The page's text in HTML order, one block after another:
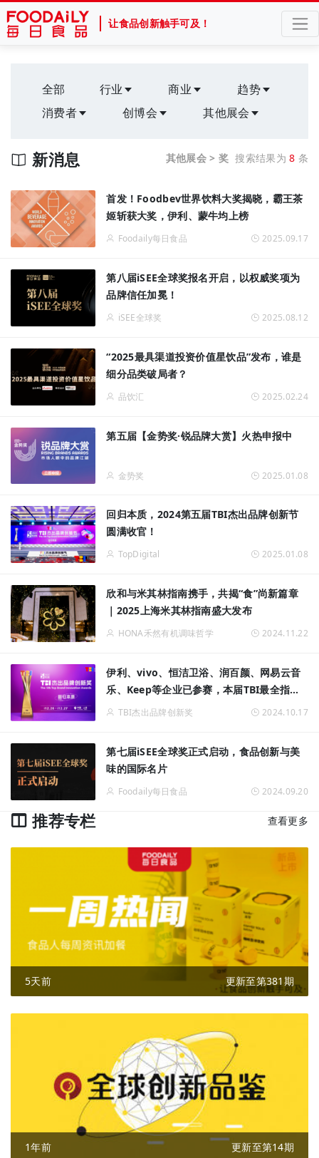
让食品创新触手可及！
全部 行业 商业
趋势
消费者
创博会 其他展会
其他展会 > 奖 搜索结果为8 条
新消息
首发！Foodbev世界饮料大奖揭晓，霸王茶
姬斩获大奖，伊利、蒙牛均上榜
Foodaily每日食品 2025.09.17
第八届iSEE全球奖报名开启，以权威奖项为
品牌信任加冕！
iSEE全球奖 2025.08.12
“2025最具渠道投资价值星饮品”发布，谁是
细分品类破局者？
品饮汇 2025.02.24
第五届【金势奖·锐品牌大赏】火热申报中
金势奖 2025.01.08
回归本质，2024第五届TBI杰出品牌创新节
圆满收官！
TopDigital 2025.01.08
欣和与米其林指南携手，共揭“食”尚新篇章
｜2025上海米其林指南盛大发布
HONA禾然有机调味哲学 2024.11.22
伊利、vivo、恒洁卫浴、润百颜、网易云音
乐、Keep等企业已参赛，本届TBI最全指南
请查收！
TBI杰出品牌创新奖 2024.10.17
第七届iSEE全球奖正式启动，食品创新与美
味的国际名片
Foodaily每日食品 2024.09.20
推荐专栏 查看更多
5天前 更新至第381期
1年前 更新至第14期